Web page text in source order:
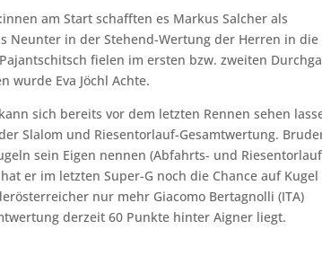
am Start schafften es Markus Salcher als
Neunter in der Stehend-Wertung der Herren in die
fielen im ersten bzw. zweiten
wurde Eva Jöchl Achte.
sich bereits vor dem letzten Rennen sehen
Slalom und Riesentorlauf-Gesamtwertung.
sein Eigen nennen (Abfahrts- und
er im letzten Super-G noch die Chance auf Kugel
nur mehr Giacomo Bertagnolli (ITA)
derzeit 60 Punkte hinter Aigner liegt.